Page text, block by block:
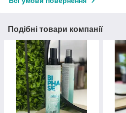
Подібні товари компанії